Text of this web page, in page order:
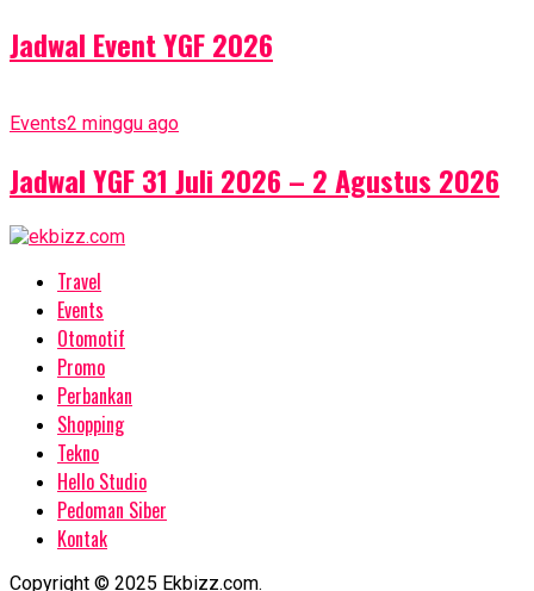
Jadwal Event YGF 2026
Events2 minggu ago
Jadwal YGF 31 Juli 2026 – 2 Agustus 2026
Travel
Events
Otomotif
Promo
Perbankan
Shopping
Tekno
Hello Studio
Pedoman Siber
Kontak
Copyright © 2025 Ekbizz.com.